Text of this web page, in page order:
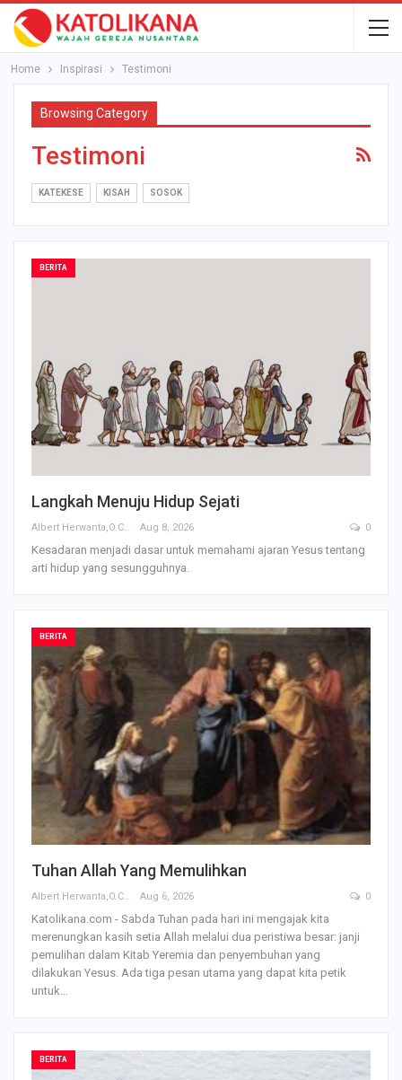
Home Inspirasi Testimoni
Browsing Category
Testimoni
KATEKESE KISAH SOSOK
BERITA
Langkah Menuju Hidup Sejati
Albert Herwanta,O.Carm Aug 8, 2026 0
Kesadaran menjadi dasar untuk memahami ajaran Yesus tentang
arti hidup yang sesungguhnya.
BERITA
Tuhan Allah Yang Memulihkan
Albert Herwanta,O.Carm Aug 6, 2026 0
Katolikana.com - Sabda Tuhan pada hari ini mengajak kita
merenungkan kasih setia Allah melalui dua peristiwa besar: janji
pemulihan dalam Kitab Yeremia dan penyembuhan yang
dilakukan Yesus. Ada tiga pesan utama yang dapat kita petik
untuk…
BERITA